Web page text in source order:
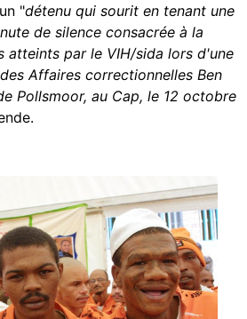
"détenu qui sourit en tenant une
de silence consacrée à la
atteints par le VIH/sida lors d'une
Affaires correctionnelles Ben
Pollsmoor, au Cap, le 12 octobre